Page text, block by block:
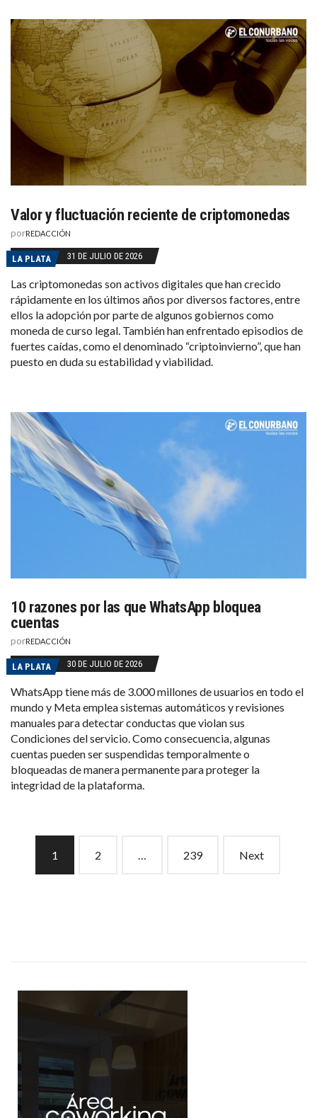
Valor y fluctuación reciente de criptomonedas
porREDACCIÓN
LA PLATA 31 DE JULIO DE 2026
Las criptomonedas son activos digitales que han crecido
rápidamente en los últimos años por diversos factores, entre
ellos la adopción por parte de algunos gobiernos como
moneda de curso legal. También han enfrentado episodios de
fuertes caídas, como el denominado “criptoinvierno”, que han
puesto en duda su estabilidad y viabilidad.
10 razones por las que WhatsApp bloquea
cuentas
porREDACCIÓN
LA PLATA 30 DE JULIO DE 2026
WhatsApp tiene más de 3.000 millones de usuarios en todo el
mundo y Meta emplea sistemas automáticos y revisiones
manuales para detectar conductas que violan sus
Condiciones del servicio. Como consecuencia, algunas
cuentas pueden ser suspendidas temporalmente o
bloqueadas de manera permanente para proteger la
integridad de la plataforma.
Posts
navigation
1 2 239 Next